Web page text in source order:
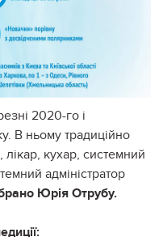
2020-го і
В ньому традиційно
лікар, кухар, системний
адміністратор
Юрія Отрубу.